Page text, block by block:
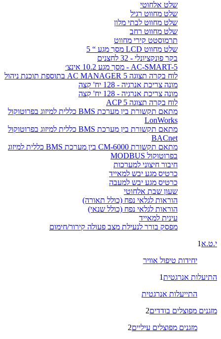
שלט אלחוטי
שלט מחווט רגיל
שלט מחווט לבתי מלון
שלט מחווט רחב
תרמוסטט קירי מחווט
שלט מחווט LCD מסך מגע “ 5
בקר פונקציונלי - 32 לחצנים
AC-SMART-5 - מסך מגע 10.2 אינצ׳
לוח בקרה תצוגה AC MANAGER 5 בתוספת תוכנת ניהול
מונה צריכת אנרגיה - 128 יח' קצה
מונה צריכת אנרגיה - 128 יח' קצה
לוח בקרה תצוגה ACP 5
מתאם תקשורת בין מערכת BMS כללית למיזוג בפרוטוקול
LonWorks
מתאם תקשורת בין מערכת BMS כללית למיזוג בפרוטוקול
BACnet
מתאם תקשורת CM-6000 בין מערכת BMS כללית למיזוג
בפרוטוקול MODBUS
חיבור חיצוני למערכות
כרטיס מגע יבש למאייד
כרטיס מגע יבש למעבה
שעון שבת אלחוטי
הוראות לגלאי נפח (כולל תאורה)
הוראות לגלאי נפח (כולל שנאי)
עינית למאייד
מפסק בורר לנעילת מצב פעולה קירור/חימום
י.ט.א 1
יחידות טיפול אוויר
התיעלות אנרגטית1
התייעלות אנרגטית
מזגנים מפוצלים בודדים2
מזגנים מפוצלים עיליים2